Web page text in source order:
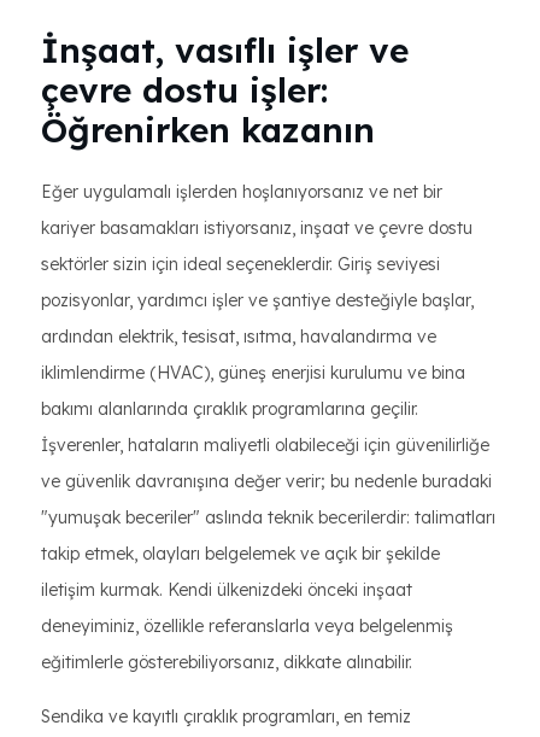
İnşaat, vasıflı işler ve
çevre dostu işler:
Öğrenirken kazanın
Eğer uygulamalı işlerden hoşlanıyorsanız ve net bir
kariyer basamakları istiyorsanız, inşaat ve çevre dostu
sektörler sizin için ideal seçeneklerdir. Giriş seviyesi
pozisyonlar, yardımcı işler ve şantiye desteğiyle başlar,
ardından elektrik, tesisat, ısıtma, havalandırma ve
iklimlendirme (HVAC), güneş enerjisi kurulumu ve bina
bakımı alanlarında çıraklık programlarına geçilir.
İşverenler, hataların maliyetli olabileceği için güvenilirliğe
ve güvenlik davranışına değer verir; bu nedenle buradaki
"yumuşak beceriler" aslında teknik becerilerdir: talimatları
takip etmek, olayları belgelemek ve açık bir şekilde
iletişim kurmak. Kendi ülkenizdeki önceki inşaat
deneyiminiz, özellikle referanslarla veya belgelenmiş
eğitimlerle gösterebiliyorsanız, dikkate alınabilir.
Sendika ve kayıtlı çıraklık programları, en temiz